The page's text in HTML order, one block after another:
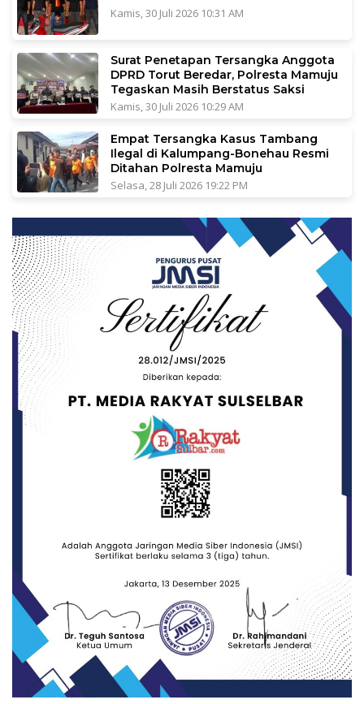
Kamis, 30 Juli 2026 10:31 AM
Surat Penetapan Tersangka Anggota
DPRD Torut Beredar, Polresta Mamuju
Tegaskan Masih Berstatus Saksi
Kamis, 30 Juli 2026 10:29 AM
Empat Tersangka Kasus Tambang
Ilegal di Kalumpang-Bonehau Resmi
Ditahan Polresta Mamuju
Selasa, 28 Juli 2026 19:22 PM